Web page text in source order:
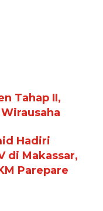
Tahap II,
Hadiri
di Makassar,
Parepare